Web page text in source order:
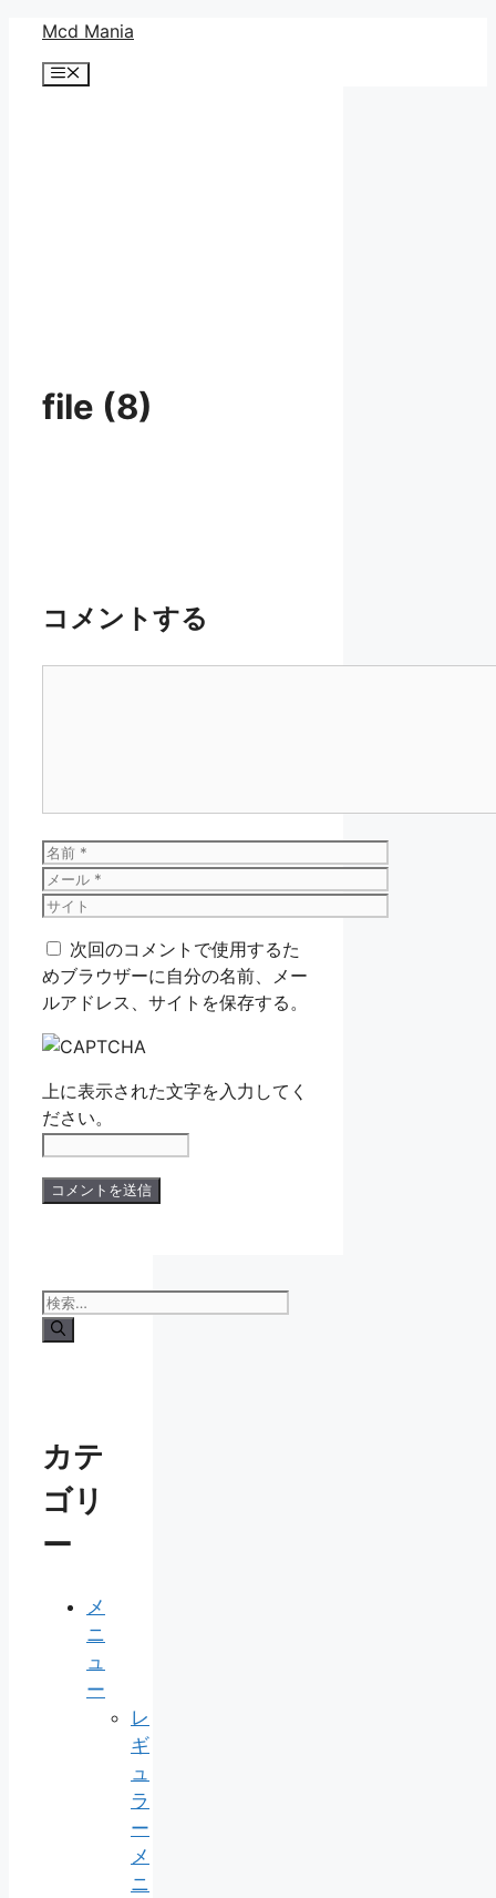
Mcd Mania
メ
file (8)
コメントする
名
前
メ
ー
サ
ト 次回のコメントで使用するた
めブラウザーに自分の名前、メー
ルアドレス、サイトを保存する。
上に表示された文字を入力してく
ださい。
検
索:
カテ
ゴリ
ー
メ
ニ
ュ
ー
レ
ギ
ュ
ラ
ー
メ
ニ